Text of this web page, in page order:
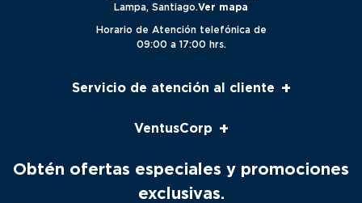
Lampa, Santiago.Ver mapa
Horario de Atención telefónica de
09:00 a 17:00 hrs.
Servicio de atención al cliente +
Seguimiento
Contacto
Solicitud Servicio Técnico
VentusCorp +
Productos
Marcas
Obtén ofertas especiales y promociones
exclusivas.